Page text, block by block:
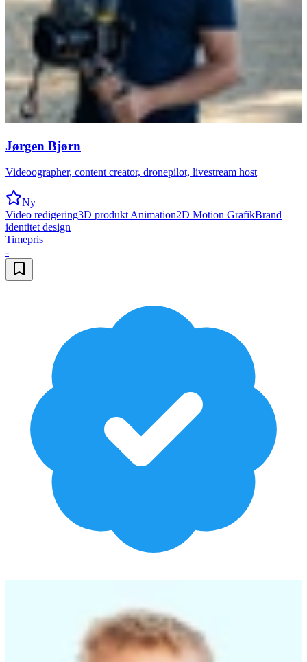
Jørgen Bjørn
Videoographer, content creator, dronepilot, livestream host
Ny
Video redigering3D produkt Animation2D Motion GrafikBrand
identitet design
Timepris
-